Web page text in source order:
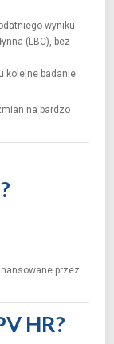
wyniku
(LBC), bez
kolejne badanie
na bardzo
przez
HR?